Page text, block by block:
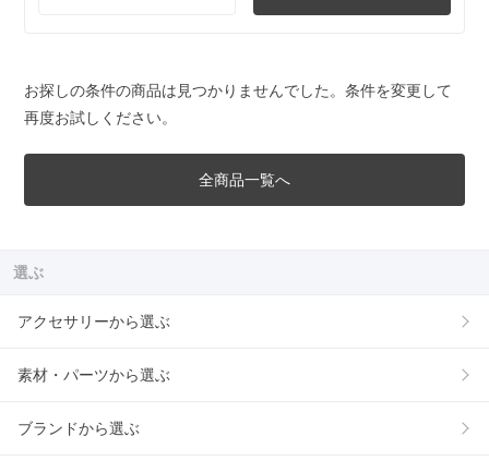
お探しの条件の商品は見つかりませんでした。条件を変更して
再度お試しください。
全商品一覧へ
選ぶ
アクセサリーから選ぶ
素材・パーツから選ぶ
ブランドから選ぶ